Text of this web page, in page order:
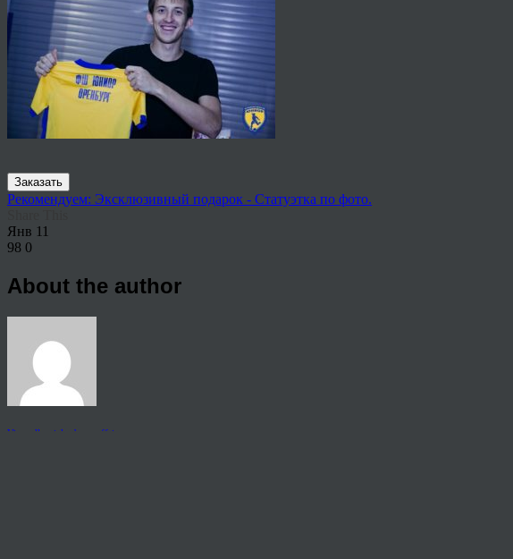
Заказать
Рекомендуем: Эксклюзивный подарок - Статуэтка по фото.
Янв 11
98 0
About the author
View all articles by rauffri